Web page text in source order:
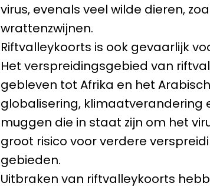
virus, evenals veel wilde dieren,
wrattenzwijnen.
Riftvalleykoorts is ook gevaarlijk
Het verspreidingsgebied van
gebleven tot Afrika en het
globalisering, klimaatverandering
muggen die in staat zijn om het
groot risico voor verdere
gebieden.
Uitbraken van riftvalleykoorts